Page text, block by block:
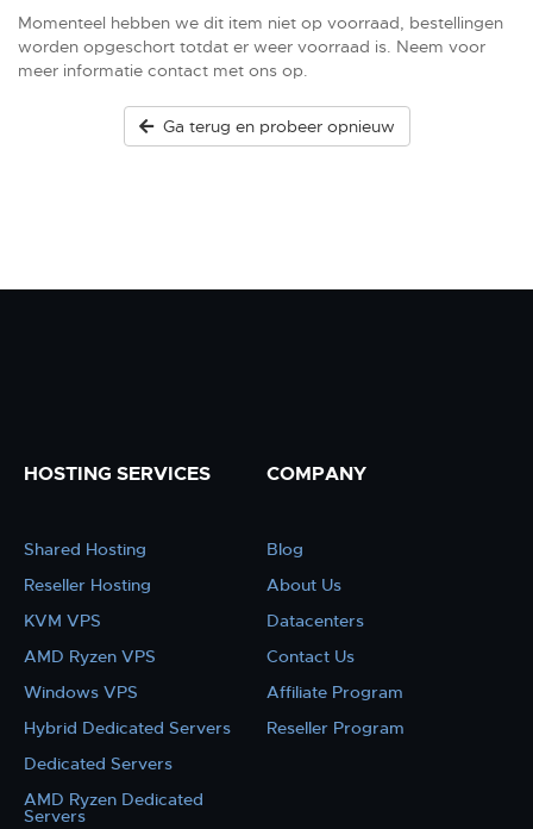
Momenteel hebben we dit item niet op voorraad, bestellingen
worden opgeschort totdat er weer voorraad is. Neem voor
meer informatie contact met ons op.
Ga terug en probeer opnieuw
HOSTING SERVICES
Shared Hosting
Reseller Hosting
KVM VPS
AMD Ryzen VPS
Windows VPS
Hybrid Dedicated Servers
Dedicated Servers
AMD Ryzen Dedicated
Servers
COMPANY
Blog
About Us
Datacenters
Contact Us
Affiliate Program
Reseller Program